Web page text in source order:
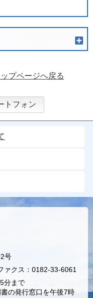
ップページへ戻る
トフォン
号
クス：0182-33-6061
分まで
の発行窓口を午後7時